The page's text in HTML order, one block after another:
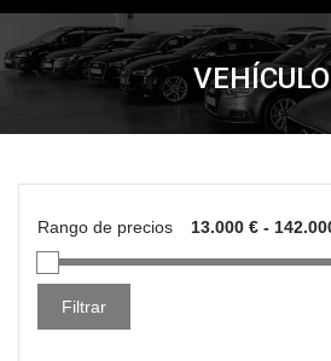
Rango de precios
Filtrar